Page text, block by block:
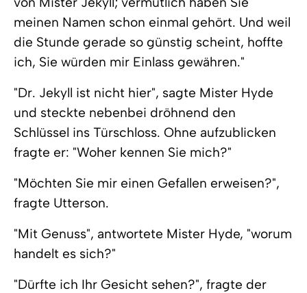
meinen Namen schon einmal gehört. Und weil
die Stunde gerade so günstig scheint, hoffte
ich, Sie würden mir Einlass gewähren."
"Dr. Jekyll ist nicht hier", sagte Mister Hyde
und steckte nebenbei dröhnend den
Schlüssel ins Türschloss. Ohne aufzublicken
fragte er: "Woher kennen Sie mich?"
"Möchten Sie mir einen Gefallen erweisen?",
fragte Utterson.
"Mit Genuss", antwortete Mister Hyde, "worum
handelt es sich?"
"Dürfte ich Ihr Gesicht sehen?", fragte der